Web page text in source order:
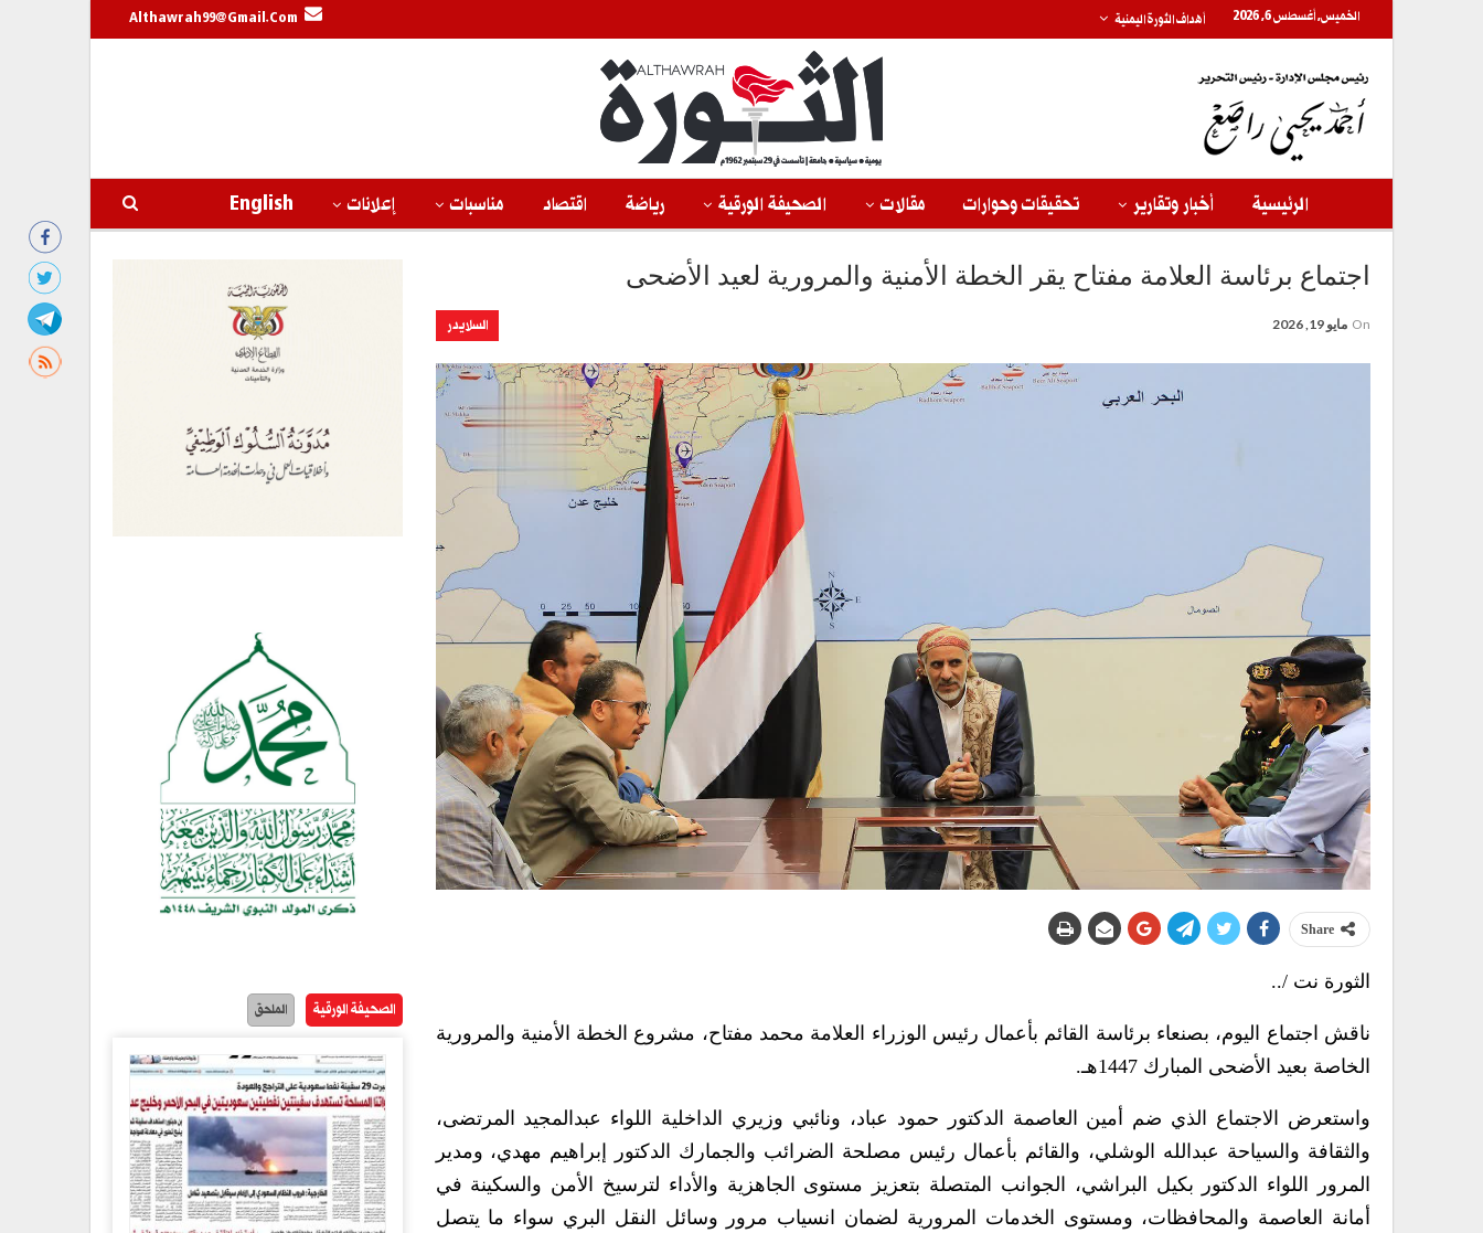
الخميس, أغسطس 6, 2026 أهداف الثورة اليمنية Althawrah99@gmail.com
الرئيسية أخبار وتقارير تحقيقات وحوارات مقالات الصحيفة الورقية رياضة اقتصاد مناسبات إعلانات English
اجتماع برئاسة العلامة مفتاح يقر الخطة الأمنية والمرورية لعيد الأضحى
السلايدر On مايو 19, 2026
Share
الثورة نت /..
ناقش اجتماع اليوم، بصنعاء برئاسة القائم بأعمال رئيس الوزراء العلامة محمد مفتاح، مشروع الخطة الأمنية والمرورية
الخاصة بعيد الأضحى المبارك 1447هـ.
واستعرض الاجتماع الذي ضم أمين العاصمة الدكتور حمود عباد، ونائبي وزيري الداخلية اللواء عبدالمجيد المرتضى،
والثقافة والسياحة عبدالله الوشلي، والقائم بأعمال رئيس مصلحة الضرائب والجمارك الدكتور إبراهيم مهدي، ومدير
المرور اللواء الدكتور بكيل البراشي، الجوانب المتصلة بتعزيز مستوى الجاهزية والأداء لترسيخ الأمن والسكينة في
أمانة العاصمة والمحافظات، ومستوى الخدمات المرورية لضمان انسياب مرور وسائل النقل البري سواء ما يتصل
الصحيفة الورقية الملحق